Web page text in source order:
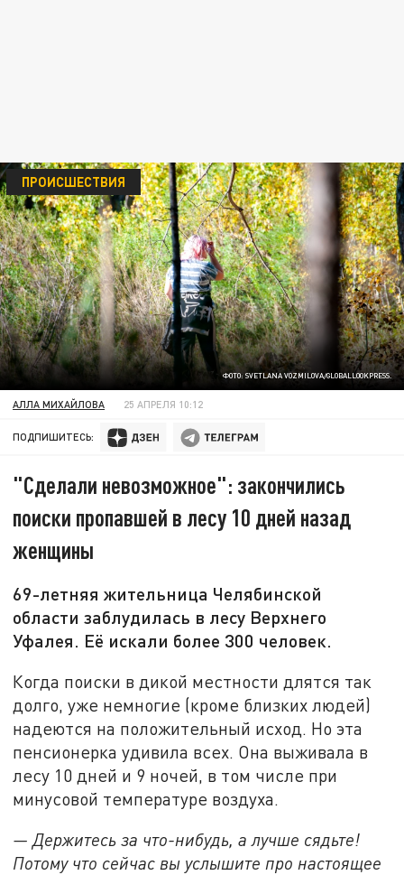
ФОТО: SVETLANA VOZMILOVA/GLOBALLOOKPRESS.
ПРОИСШЕСТВИЯ
АЛЛА МИХАЙЛОВА 25 АПРЕЛЯ 10:12
ПОДПИШИТЕСЬ:
"Сделали невозможное": закончились
поиски пропавшей в лесу 10 дней назад
женщины
69-летняя жительница Челябинской
области заблудилась в лесу Верхнего
Уфалея. Её искали более 300 человек.
Когда поиски в дикой местности длятся так
долго, уже немногие (кроме близких людей)
надеются на положительный исход. Но эта
пенсионерка удивила всех. Она выживала в
лесу 10 дней и 9 ночей, в том числе при
минусовой температуре воздуха.
— Держитесь за что-нибудь, а лучше сядьте!
Потому что сейчас вы услышите про настоящее